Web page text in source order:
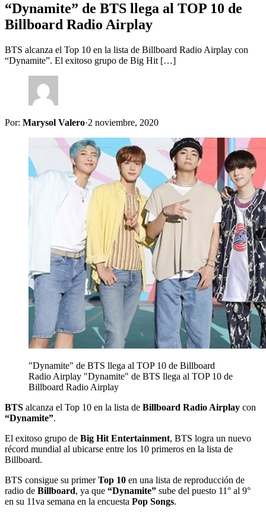
“Dynamite” de BTS llega al TOP 10 de
Billboard Radio Airplay
BTS alcanza el Top 10 en la lista de Billboard Radio Airplay con
“Dynamite”. El exitoso grupo de Big Hit […]
Por: Marysol Valero·2 noviembre, 2020
"Dynamite" de BTS llega al TOP 10 de Billboard
Radio Airplay "Dynamite" de BTS llega al TOP 10 de
Billboard Radio Airplay
BTS alcanza el Top 10 en la lista de Billboard Radio Airplay con
“Dynamite”.
El exitoso grupo de Big Hit Entertainment, BTS logra un nuevo
récord mundial al ubicarse entre los 10 primeros en la lista de
Billboard.
BTS consigue su primerTop 10 en una lista de reproducción de
radio de Billboard, ya que “Dynamite” sube del puesto 11° al 9°
en su 11va semana en la encuesta Pop Songs.